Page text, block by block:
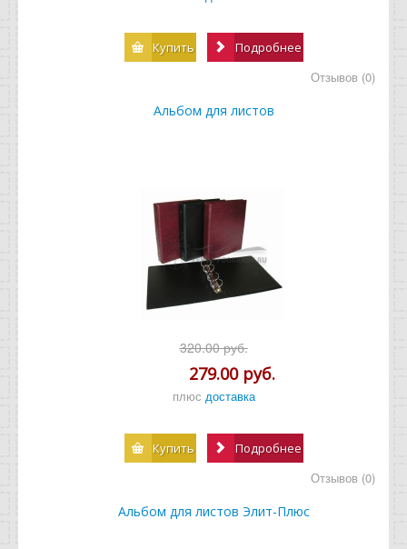
Купить Подробнее
Отзывов (0)
Альбом для листов
320.00 руб.
279.00 руб.
плюс доставка
Купить Подробнее
Отзывов (0)
Альбом для листов Элит-Плюс